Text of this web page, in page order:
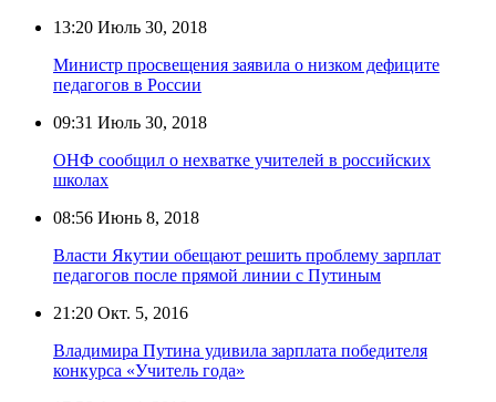
13:20 Июль 30, 2018
Министр просвещения заявила о низком дефиците
педагогов в России
09:31 Июль 30, 2018
ОНФ сообщил о нехватке учителей в российских
школах
08:56 Июнь 8, 2018
Власти Якутии обещают решить проблему зарплат
педагогов после прямой линии с Путиным
21:20 Окт. 5, 2016
Владимира Путина удивила зарплата победителя
конкурса «Учитель года»